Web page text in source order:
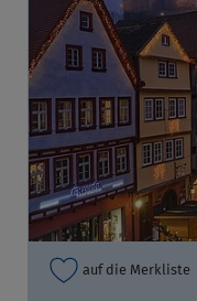
auf die Merkliste